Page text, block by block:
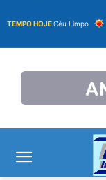
TEMPO HOJECéu Limpo